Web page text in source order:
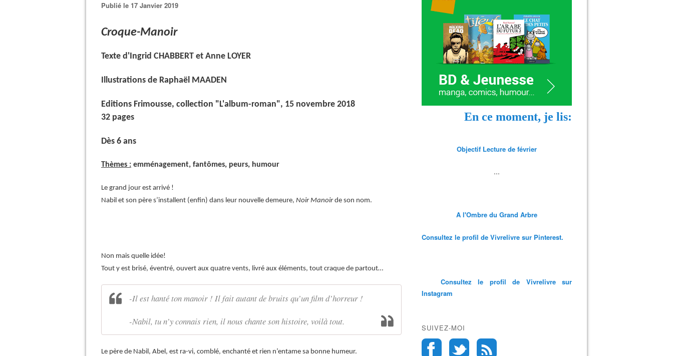
Publié le 17 Janvier 2019
Croque-Manoir
Texte d'Ingrid CHABBERT et Anne LOYER
Illustrations de Raphaël MAADEN
Editions Frimousse, collection "L'album-roman", 15 novembre 2018
32 pages
Dès 6 ans
Thèmes : emménagement, fantômes, peurs, humour
Le grand jour est arrivé !
Nabil et son père s’installent (enfin) dans leur nouvelle demeure, Noir Manoirde son nom.
Non mais quelle idée!
Tout y est brisé, éventré, ouvert aux quatre vents, livré aux éléments, tout craque de partout…
-Il est hanté ton manoir ! Il fait autant de bruits qu’un film d’horreur !
-Nabil, tu n’y connais rien, il nous chante son histoire, voilà tout.
Le père de Nabil, Abel, est ra-vi, comblé, enchanté et rien n’entame sa bonne humeur.
En ce moment, je lis:
Objectif Lecture de février
...
A l'Ombre du Grand Arbre
Consultez le profil de Vivrelivre sur Pinterest.
Consultez le profil de Vivrelivre sur
Instagram
SUIVEZ-MOI